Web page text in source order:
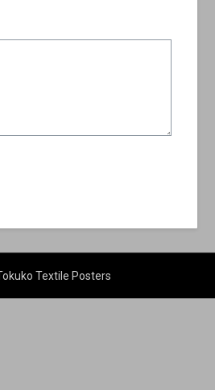
Textile Posters